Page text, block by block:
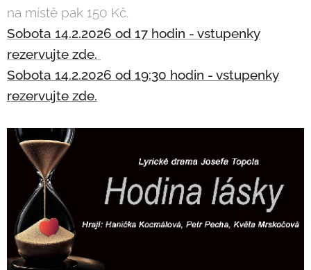
na místě pak 150 Kč.
Sobota 14.2.2026 od 17 hodin - vstupenky
rezervujte zde.
Sobota 14.2.2026 od 19:30 hodin - vstupenky
rezervujte zde.